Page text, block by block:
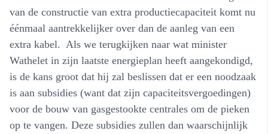
van de constructie van extra productiecapaciteit komt nu
éénmaal aantrekkelijker over dan de aanleg van een
extra kabel. Als we terugkijken naar wat minister
Wathelet in zijn laatste energieplan heeft aangekondigd,
is de kans groot dat hij zal beslissen dat er een noodzaak
is aan subsidies (want dat zijn capaciteitsvergoedingen)
voor de bouw van gasgestookte centrales om de pieken
op te vangen. Deze subsidies zullen dan waarschijnlijk